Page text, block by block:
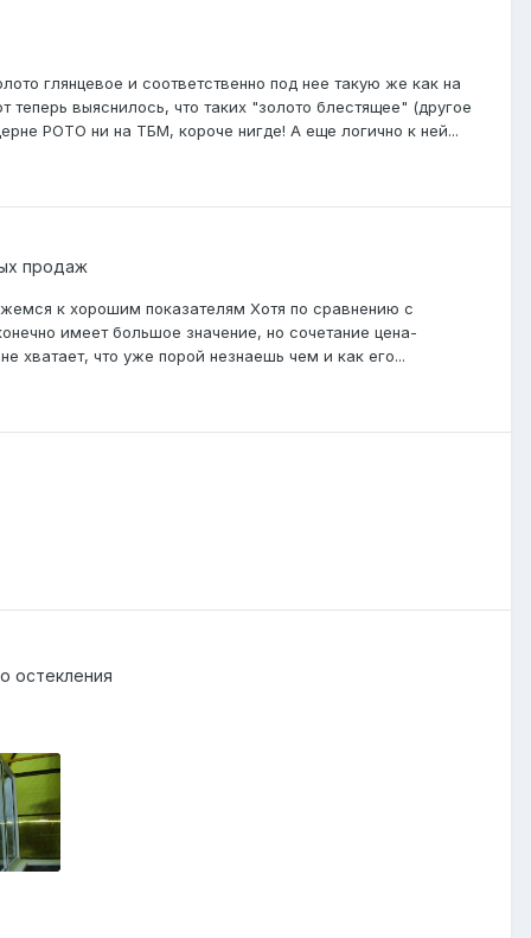
глянцевое и соответственно под нее такую же как на
выяснилось, что таких "золото блестящее" (другое
РОТО ни на ТБМ, короче нигде! А еще логично к ней...
продаж
к хорошим показателям Хотя по сравнению с
имеет большое значение, но сочетание цена-
хватает, что уже порой незнаешь чем и как его...
остекления